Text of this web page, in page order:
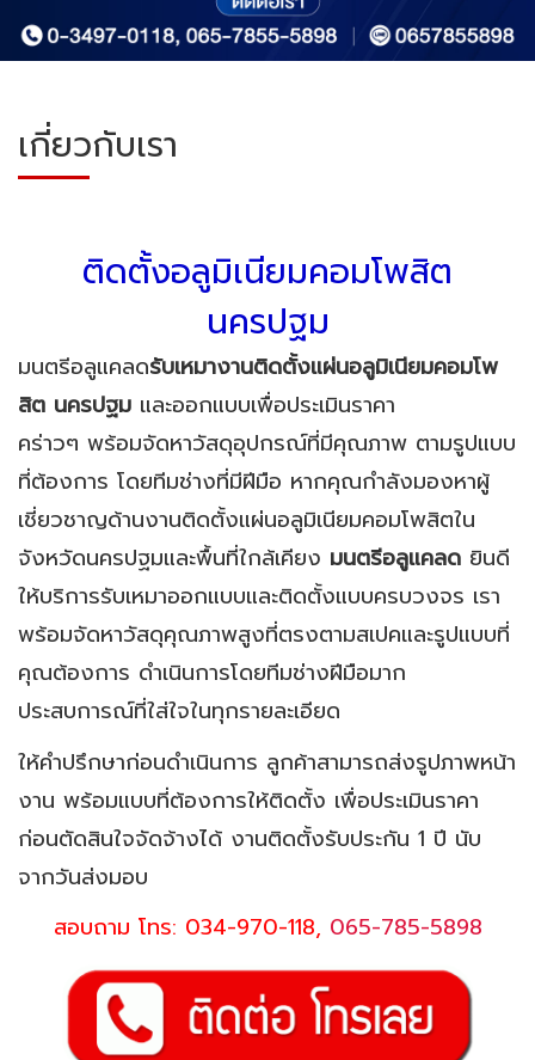
เกี่ยวกับเรา
ติดตั้งอลูมิเนียมคอมโพสิต
นครปฐม
มนตรีอลูแคลดรับเหมางานติดตั้งแผ่นอลูมิเนียมคอมโพ
สิต นครปฐม และออกแบบเพื่อประเมินราคา
คร่าวๆ พร้อมจัดหาวัสดุอุปกรณ์ที่มีคุณภาพ ตามรูปแบบ
ที่ต้องการ โดยทีมช่างที่มีฝีมือ หากคุณกำลังมองหาผู้
เชี่ยวชาญด้านงานติดตั้งแผ่นอลูมิเนียมคอมโพสิตใน
จังหวัดนครปฐมและพื้นที่ใกล้เคียง มนตรีอลูแคลด ยินดี
ให้บริการรับเหมาออกแบบและติดตั้งแบบครบวงจร เรา
พร้อมจัดหาวัสดุคุณภาพสูงที่ตรงตามสเปคและรูปแบบที่
คุณต้องการ ดำเนินการโดยทีมช่างฝีมือมาก
ประสบการณ์ที่ใส่ใจในทุกรายละเอียด
ให้คำปรึกษาก่อนดำเนินการ ลูกค้าสามารถส่งรูปภาพหน้า
งาน พร้อมแบบที่ต้องการให้ติดตั้ง เพื่อประเมินราคา
ก่อนตัดสินใจจัดจ้างได้ งานติดตั้งรับประกัน 1 ปี นับ
จากวันส่งมอบ
สอบถาม โทร: 034-970-118, 065-785-5898